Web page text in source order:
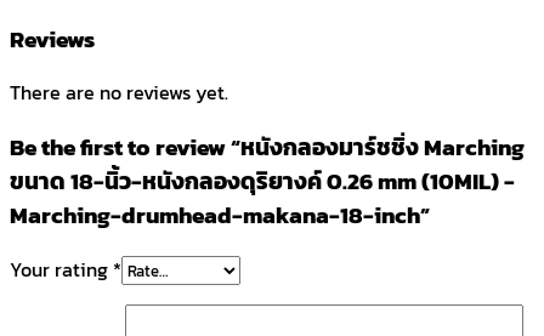
Reviews
There are no reviews yet.
Be the first to review “หนังกลองมาร์ชชิ่ง Marching
ขนาด 18-นิ้ว-หนังกลองดุริยางค์ 0.26 mm (10MIL) -
Marching-drumhead-makana-18-inch”
Your rating *